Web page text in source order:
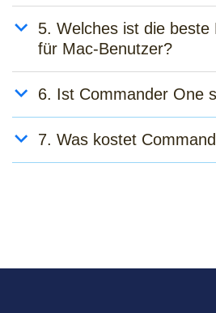
5. Welches ist die beste
für Mac-Benutzer?
6. Ist Commander One
7. Was kostet